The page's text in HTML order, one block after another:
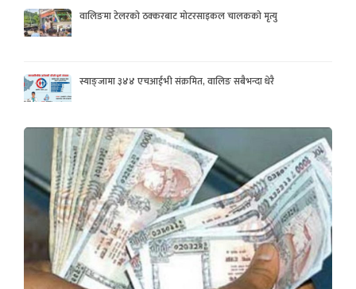
वालिङमा टेलरको ठक्करबाट मोटरसाइकल चालकको मृत्यु
स्याङ्जामा ३४४ एचआईभी संक्रमित, वालिङ सबैभन्दा धेरै